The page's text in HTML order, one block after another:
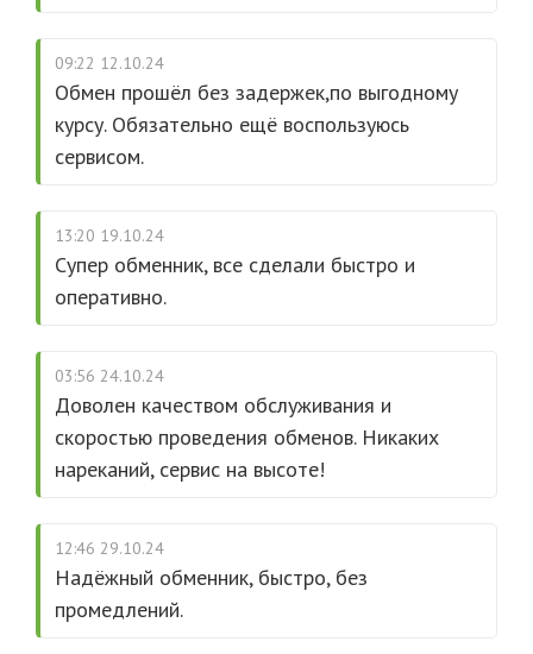
09:22 12.10.24
Обмен прошёл без задержек,по выгодному
курсу. Обязательно ещё воспользуюсь
сервисом.
13:20 19.10.24
Супер обменник, все сделали быстро и
оперативно.
03:56 24.10.24
Доволен качеством обслуживания и
скоростью проведения обменов. Никаких
нареканий, сервис на высоте!
12:46 29.10.24
Надёжный обменник, быстро, без
промедлений.